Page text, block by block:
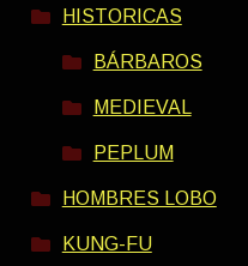
HISTORICAS
BÁRBAROS
MEDIEVAL
PEPLUM
HOMBRES LOBO
KUNG-FU